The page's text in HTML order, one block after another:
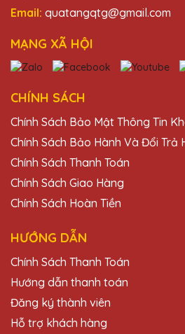
Đã nhận được kỷ niệm
Quà Tặng Pha Lê QTG!
27/11/2025
Chất lượng pha lê tại
rất tốt, thiết kế đẹp và
với sản phẩm.
Lê Thị Vân
27/11/2025
Sản phẩm của Quà Tặng
cho người nhận.
Email: quatangqtg@gmail.com
MẠNG XÃ HỘI
CHÍNH SÁCH
Chính Sách Bảo Mật Thông Tin
Chính Sách Bảo Hành Và Đổi Trả
Chính Sách Thanh Toán
Chính Sách Giao Hàng
Chính Sách Hoàn Tiền
HƯỚNG DẪN
Chính Sách Thanh Toán
Hướng dẫn thanh toán
Đăng ký thành viên
Hỗ trợ khách hàng